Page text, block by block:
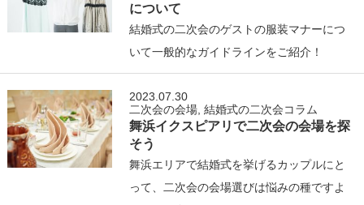
について
結婚式の二次会のゲストの服装マナーにつ
いて一般的なガイドラインをご紹介！
2023.07.30
二次会の会場,結婚式の二次会コラム
舞浜イクスピアリで二次会の会場を探
そう
舞浜エリアで結婚式を挙げるカップルにと
って、二次会の会場選びは悩みの種ですよ